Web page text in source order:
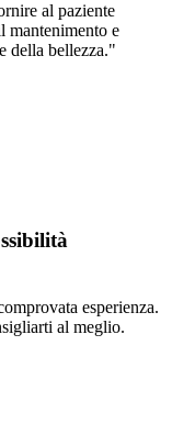
al paziente
mantenimento e
della bellezza."
esperienza.
al meglio.